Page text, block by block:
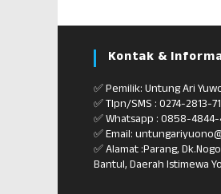
Kontak &
✅ Pemilik: Untung Ari
✅ Tlpn/SMS : 0274-2813-
✅ Whatsapp : 0858-4844-
✅ Email:
✅ Alamat :Parang,
Bantul, Daerah Istimewa